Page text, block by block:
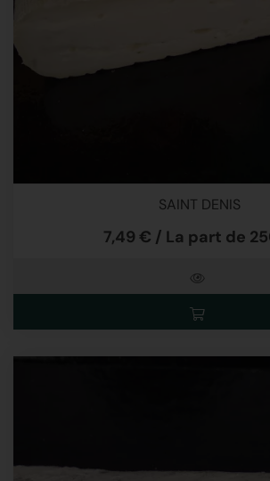
SAINT DENIS
7,49 € / La part de